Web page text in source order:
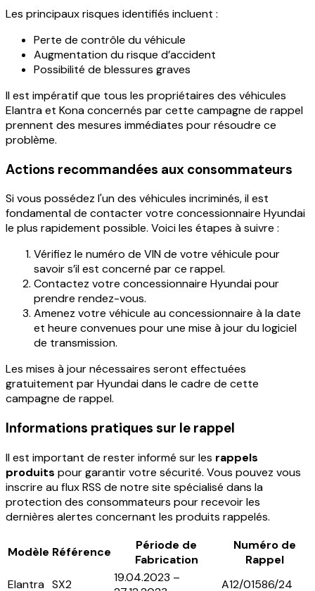
Les principaux risques identifiés incluent :
Perte de contrôle du véhicule
Augmentation du risque d’accident
Possibilité de blessures graves
Il est impératif que tous les propriétaires des véhicules
Elantraet Konaconcernés par cette campagne de rappel
prennent des mesures immédiates pour résoudre ce
problème.
Actions recommandées aux consommateurs
Si vous possédez l'un des véhicules incriminés, il est
fondamental de contacter votre concessionnaire Hyundai
le plus rapidement possible. Voici les étapes à suivre :
Vérifiez le numéro de VIN de votre véhicule pour
savoir s’il est concerné par ce rappel.
Contactez votre concessionnaire Hyundai pour
prendre rendez-vous.
Amenez votre véhicule au concessionnaire à la date
et heure convenues pour une mise à jour du logiciel
de transmission.
Les mises à jour nécessaires seront effectuées
gratuitement parHyundaidans le cadre de cette
campagne de rappel.
Informations pratiques sur le rappel
Il est important de rester informé sur les rappels
produits pour garantir votre sécurité. Vous pouvez vous
inscrire au flux RSS de notre site spécialisé dans la
protection des consommateurs pour recevoir les
dernières alertes concernant les produits rappelés.
Modèle Référence
Période de
Fabrication
Numéro de
Rappel
Elantra SX2
19.04.2023 –
A12/01586/24